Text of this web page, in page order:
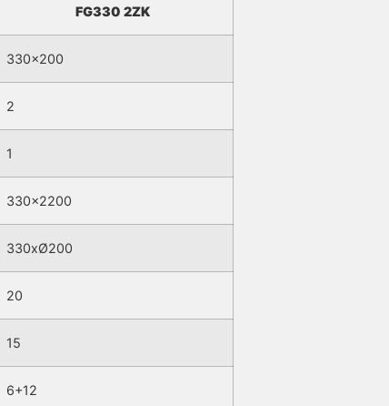
FG330 2ZK
330×200
2
1
330×2200
330xØ200
20
15
6+12